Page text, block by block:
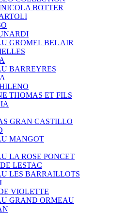
BOTTER
GROMEL BEL AIR
BARREYRES
THOMAS ET FILS
GRAN CASTILLO
MANGOT
LA ROSE PONCET
LESTAC
LES BARRAILLOTS
VIOLETTE
GRAND ORMEAU